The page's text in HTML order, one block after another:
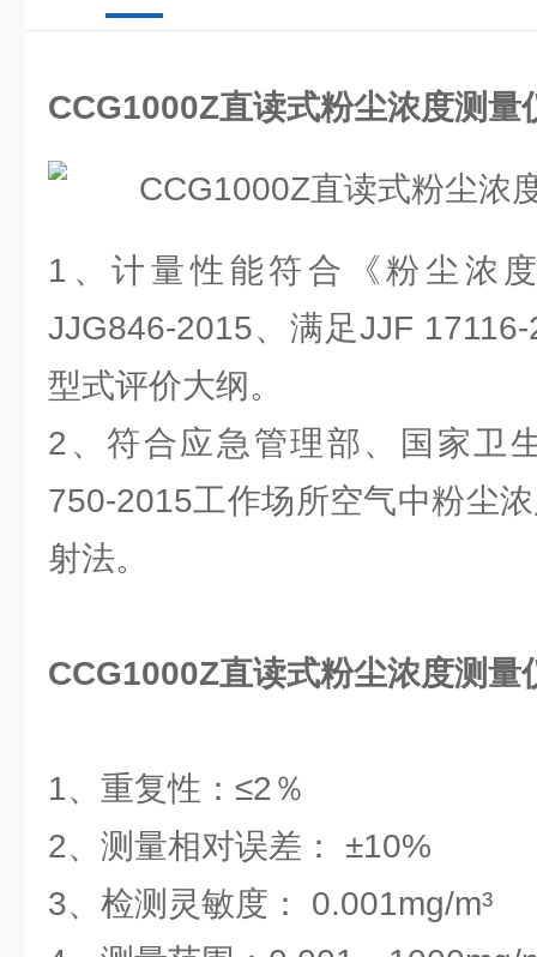
CCG1000Z直读式粉尘浓度测量
1、计量性能符合《粉尘浓
JJG846-2015、满足JJF
型式评价大纲。
2、符合应急管理部、国家卫
750-2015工作场所空气中粉尘
射法。
CCG1000Z直读式粉尘浓度测
1、重复性：≤2％
2、测量相对误差： ±10%
3、检测灵敏度： 0.001mg/m³